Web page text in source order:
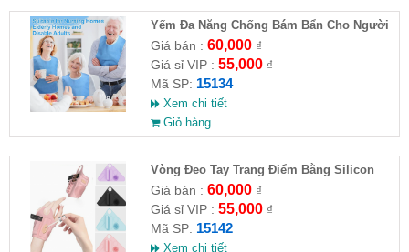
Yếm Đa Năng Chống Bám Bẩn Cho Người
Cao Tuổi
Giá bán : 60,000₫
Giá sỉ VIP : 55,000₫
Mã SP: 15134
Xem chi tiết
Giỏ hàng
Vòng Đeo Tay Trang Điểm Bằng Silicon
Giá bán : 60,000₫
Giá sỉ VIP : 55,000₫
Mã SP: 15142
Xem chi tiết